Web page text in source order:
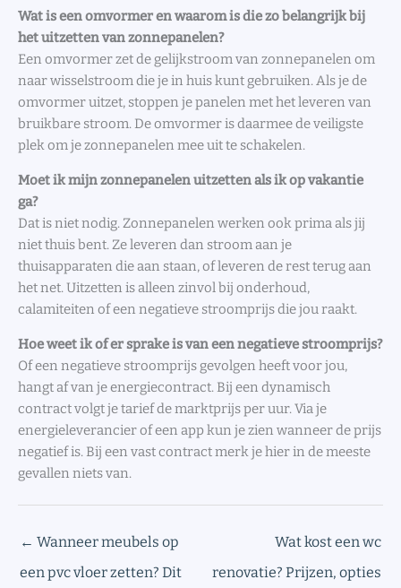
Wat is een omvormer en waarom is die zo belangrijk bij
het uitzetten van zonnepanelen?
Een omvormer zet de gelijkstroom van zonnepanelen om
naar wisselstroom die je in huis kunt gebruiken. Als je de
omvormer uitzet, stoppen je panelen met het leveren van
bruikbare stroom. De omvormer is daarmee de veiligste
plek om je zonnepanelen mee uit te schakelen.
Moet ik mijn zonnepanelen uitzetten als ik op vakantie
ga?
Dat is niet nodig. Zonnepanelen werken ook prima als jij
niet thuis bent. Ze leveren dan stroom aan je
thuisapparaten die aan staan, of leveren de rest terug aan
het net. Uitzetten is alleen zinvol bij onderhoud,
calamiteiten of een negatieve stroomprijs die jou raakt.
Hoe weet ik of er sprake is van een negatieve stroomprijs?
Of een negatieve stroomprijs gevolgen heeft voor jou,
hangt af van je energiecontract. Bij een dynamisch
contract volgt je tarief de marktprijs per uur. Via je
energieleverancier of een app kun je zien wanneer de prijs
negatief is. Bij een vast contract merk je hier in de meeste
gevallen niets van.
← Wanneer meubels op
een pvc vloer zetten? Dit
Wat kost een wc
renovatie? Prijzen, opties